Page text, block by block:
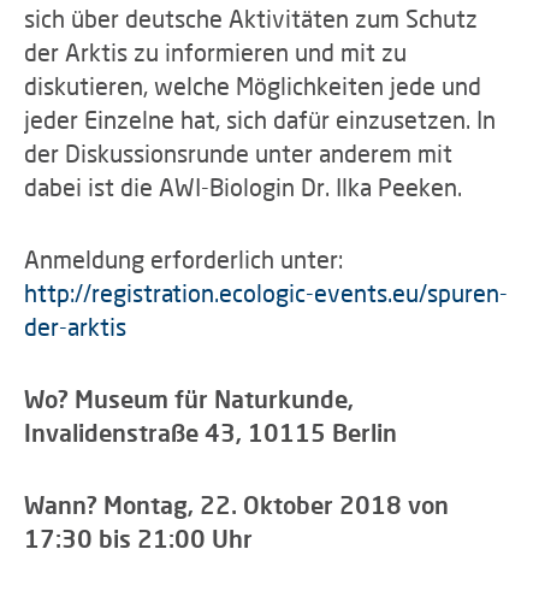
sich über deutsche Aktivitäten zum Schutz
der Arktis zu informieren und mit zu
diskutieren, welche Möglichkeiten jede und
jeder Einzelne hat, sich dafür einzusetzen. In
der Diskussionsrunde unter anderem mit
dabei ist die AWI-Biologin Dr. Ilka Peeken.
Anmeldung erforderlich unter:
http://registration.ecologic-events.eu/spuren-
der-arktis
Wo? Museum für Naturkunde,
Invalidenstraße 43, 10115 Berlin
Wann? Montag, 22. Oktober 2018 von
17:30 bis 21:00 Uhr